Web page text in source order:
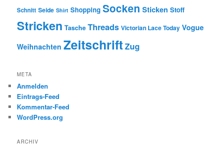
Schnitt Seide Shirt Shopping Socken Sticken Stoff
Stricken Tasche Threads Victorian Lace Today Vogue
Weihnachten ZeitschriftZug
META
Anmelden
Eintrags-Feed
Kommentar-Feed
WordPress.org
ARCHIV